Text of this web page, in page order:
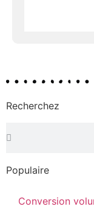
Recherchez
Populaire
Conversion